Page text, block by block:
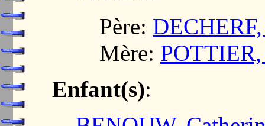
Père:
Mère:
Enfant(s):